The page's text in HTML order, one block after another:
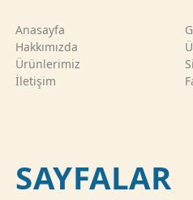
Anasayfa
Hakkımızda
Ürünlerimiz
İletişim
SAYFALAR